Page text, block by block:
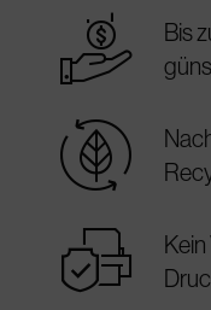
best_price
Bis
sustainable
warranty